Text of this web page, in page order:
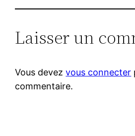
Laisser un
Vous devezvous connecter
commentaire.